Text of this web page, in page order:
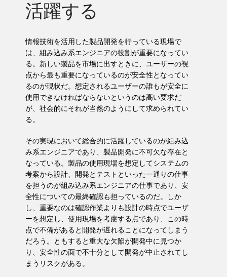
活躍する
情報技術を活用した製品開発を行っている現場で
は、組み込み系エンジニアの役割が重要になってい
る。新しい製品を市場に出すときに、ユーザーの視
点から最も重要になっているのが安全性となってい
るのが現状だ。想定されるユーザーの誰もが安全に
使用できなければならないというのは高い要求だ
が、社会的にそれが当然のようにして求められてい
る。
その実現において総合的に活躍しているのが組み込
み系エンジニアであり、製品開発に不可欠な存在と
なっている。製品の使用現場を想定してシステムの
考案から設計、開発とテストといった一通りの仕事
を担うのが組み込み系エンジニアの仕事であり、安
全性についての最終確認も担っているのだ。しか
し、重要なのは確認作業よりも設計の時点でユーザ
ーを想定し、使用現場を考慮する点であり、この時
点で不備があると開発が遅れることになってしまう
だろう。ともすると重大な欠陥が開発中に見つか
り、安全性の面で不十分として開発が中止されてし
まうリスクがある。